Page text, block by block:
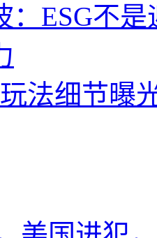
：ESG不
玩法细节